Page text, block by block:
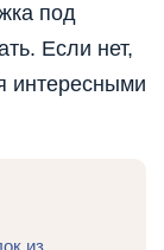
под
Если нет,
интересными